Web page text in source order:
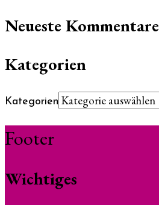
Neueste Kommentare
Kategorien
Kategorien
Footer
Wichtiges